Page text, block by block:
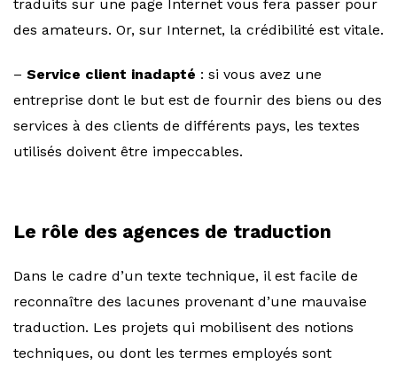
traduits sur une page Internet vous fera passer pour
des amateurs. Or, sur Internet, la crédibilité est vitale.
– Service client inadapté : si vous avez une
entreprise dont le but est de fournir des biens ou des
services à des clients de différents pays, les textes
utilisés doivent être impeccables.
Le rôle des agences de traduction
Dans le cadre d’un texte technique, il est facile de
reconnaître des lacunes provenant d’une mauvaise
traduction. Les projets qui mobilisent des notions
techniques, ou dont les termes employés sont